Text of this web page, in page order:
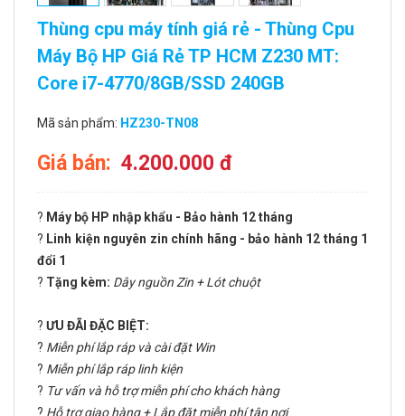
Thùng cpu máy tính giá rẻ - Thùng Cpu
Máy Bộ HP Giá Rẻ TP HCM Z230 MT:
Core i7-4770/8GB/SSD 240GB
Mã sản phẩm: HZ230-TN08
Giá bán: 4.200.000 đ
? Máy bộ HP nhập khẩu - Bảo hành 12 tháng
? Linh kiện nguyên zin chính hãng - bảo hành 12 tháng 1
đổi 1
? Tặng kèm: Dây nguồn Zin + Lót chuột
? ƯU ĐÃI ĐẶC BIỆT:
? Miễn phí lắp ráp và cài đặt Win
? Miễn phí lắp ráp linh kiện
? Tư vấn và hỗ trợ miễn phí cho khách hàng
? Hỗ trợ giao hàng + Lắp đặt miễn phí tận nơi